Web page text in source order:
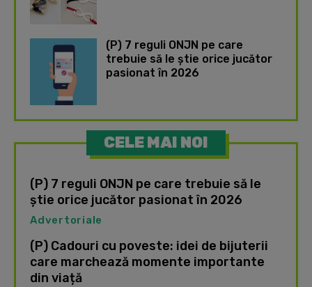
(P) 7 reguli ONJN pe care
trebuie să le știe orice jucător
pasionat în 2026
CELE MAI NOI
(P) 7 reguli ONJN pe care trebuie să le
știe orice jucător pasionat în 2026
Advertoriale
(P) Cadouri cu poveste: idei de bijuterii
care marchează momente importante
din viață